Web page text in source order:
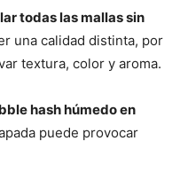
todas las mallas sin
una calidad distinta, por
textura, color y aroma.
hash húmedo en
puede provocar